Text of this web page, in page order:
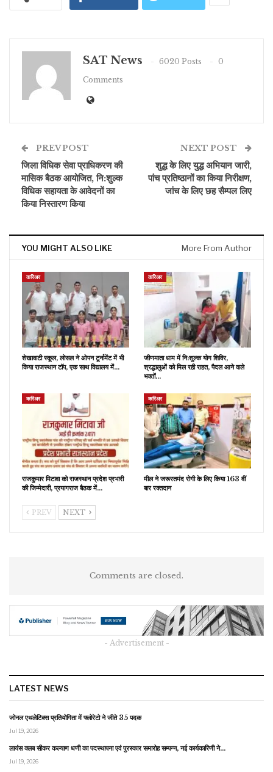
SAT News 6020 Posts
0
Comments
PREV POST
जिला विधिक सेवा प्राधिकरण की
मासिक बैठक आयोजित, नि:शुल्क
विधिक सहायता के आवेदनों का
किया निस्तारण किया
NEXT POST
शुद्ध के लिए युद्ध अभियान जारी,
पांच प्रतिष्ठानों का किया निरीक्षण,
जांच के लिए छह सैम्पल लिए
YOU MIGHT ALSO LIKE More From Author
करिअर
शेखावाटी स्कूल, लोसल ने ओपन टूर्नामेंट में भी
किया राजस्थान टॉप, एक साथ विद्यालय में…
करिअर
जीणमाता धाम में नि:शुल्क योग शिविर,
श्रद्धालुओं को मिल रही राहत, पैदल आने वाले
भक्तों…
करिअर
राजकुमार मिटावा को राजस्थान प्रदेश प्रभारी
की जिम्मेदारी, प्रयागराज बैठक में…
करिअर
मील ने जरूरतमंद रोगी के लिए किया 163 वीं
बार रक्तदान
PREV NEXT
Comments are closed.
- Advertisement -
LATEST NEWS
जोनल एथलेटिक्स प्रतियोगिता में फ्लोरेटो ने जीते 35 पदक
Jul 19, 2026
लायंस क्लब सीकर कल्याण धणी का पदस्थापना एवं पुरस्कार समारोह सम्पन्न, नई कार्यकारिणी ने…
Jul 19, 2026